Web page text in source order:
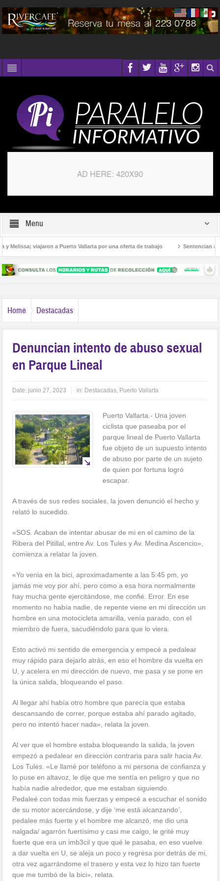
Menu
viajaron a Puerto Vallarta por una oferta de trabajo Sentencian a 36
Home Destacadas
Denuncian intento de abuso sexual
en Parque Lineal
Date: junio 27, 2023 in: Destacadas, Puerto Vallarta
Puerto Vallarta.- Una joven
ciclista que paseaba por el
parque lineal de Puerto Vallarta
fue objeto de un supuesto intento
de abuso por parte de un sujeto
de quien por fortuna logró
escapar.
A través de sus redes sociales, la joven denunció el hecho y
relató lo sucedido.
«SOS. Acaban de intentar abusar de mi en el camino de la
Ribera del Pitillal, entre Av. Los Tules y Av. Medina Ascencio»,
comienza a relatar la joven.
«Yo venia en la bici, aproximadamente a las 5:45 pm, yo
jamás me voy por ahí, pero como a esa hora normalmente
hay mucha gente ejercitándose, me confié. Error. En ese
momento no había nadie, de repente viene en mi dirección un
hombre en una motocicleta amarilla, venía parado, con el
miembro de fuera, sacudiéndolo para que lo viera.
Esto activó mi sentido de emergencia y empecé a pedalear
muy rápido para dejarlo atrás, en eso el hombre da vuelta en
U, y acelera en mi dirección de nuevo, me pasa y se pone en
la única salida, bloqueando el paso.
Al llegar ahí había otro hombre que parecía que estaba
descansando de correr, porque estaba ahí parado agitado,
pero no intentó hacer nada», relata la joven.
Al ver que el hombre estaba bloqueando la salida, la joven
empezó a pedalear en dirección contraria para salir hacia Av.
Los Tules. «Le llamé por teléfono a mi persona de confianza y
lo puse en altavoz, le dije que me sentía en peligro y que no
había nadie alrededor, que me estaban siguiendo.
Pedaleé con todas mis fuerzas y empecé a escuchar el sonido
de su motor acercándose, y dije ‘me está alcanzando’,
pedalee más fuerte y el hombre me alcanzó, me dio una
nalgada/ agarrón fuertísimo y casi me caigo, le grité muy
fuerte que era un imb3cil y que qué le pasaba, en eso vuelve
a dar vuelta en U, se aleja un poco y regresa por detrás de mi,
otra vez agarrándome el trasero y esta vez lo hizo tan fuerte
que me tumbó de la bici», relata.